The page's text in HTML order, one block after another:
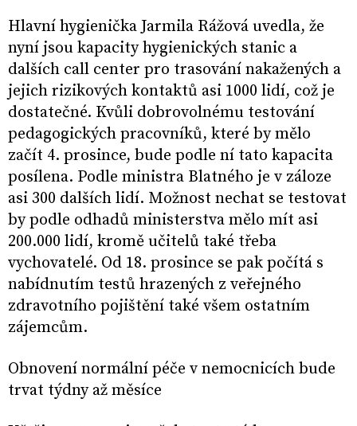
Hlavní hygienička Jarmila Rážová uvedla, že
nyní jsou kapacity hygienických stanic a
dalších call center pro trasování nakažených a
jejich rizikových kontaktů asi 1000 lidí, což je
dostatečné. Kvůli dobrovolnému testování
pedagogických pracovníků, které by mělo
začít 4. prosince, bude podle ní tato kapacita
posílena. Podle ministra Blatného je v záloze
asi 300 dalších lidí. Možnost nechat se testovat
by podle odhadů ministerstva mělo mít asi
200.000 lidí, kromě učitelů také třeba
vychovatelé. Od 18. prosince se pak počítá s
nabídnutím testů hrazených z veřejného
zdravotního pojištění také všem ostatním
zájemcům.
Obnovení normální péče v nemocnicích bude
trvat týdny až měsíce